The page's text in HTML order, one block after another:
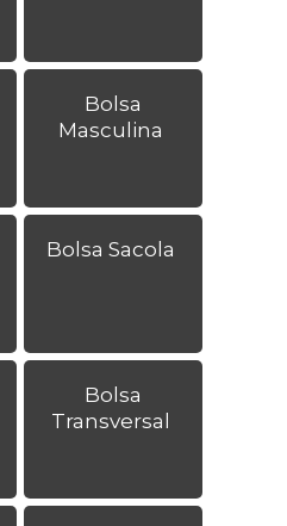
Bolsa
Masculina
Bolsa Sacola
Bolsa
Transversal